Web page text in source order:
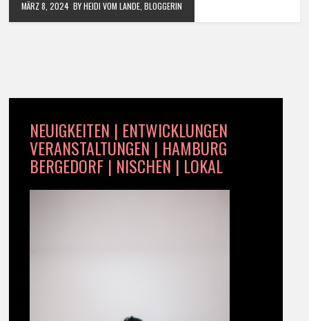
MÄRZ 8, 2024 BY HEIDI VOM LANDE, BLOGGERIN
NEUIGKEITEN | ENTWICKLUNGEN
VERANSTALTUNGEN | HAMBURG
BERGEDORF | NISCHEN | LOKAL